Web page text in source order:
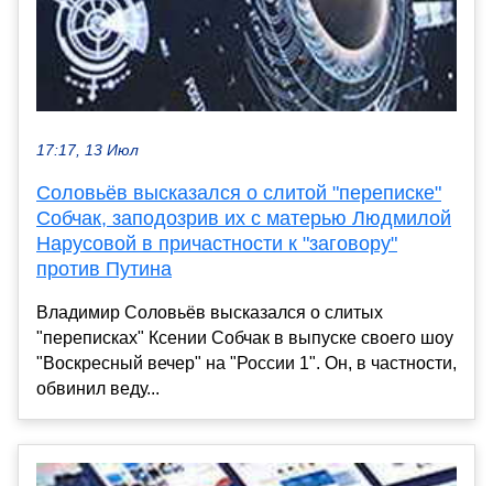
17:17, 13 Июл
Соловьёв высказался о слитой "переписке"
Собчак, заподозрив их с матерью Людмилой
Нарусовой в причастности к "заговору"
против Путина
Владимир Соловьёв высказался о слитых
"переписках" Ксении Собчак в выпуске своего шоу
"Воскресный вечер" на "России 1". Он, в частности,
обвинил веду...